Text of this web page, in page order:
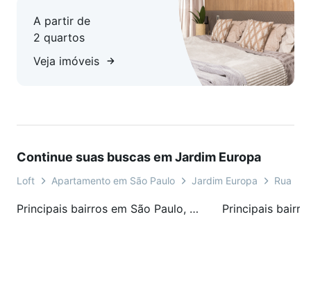
A partir de
2 quartos
Veja imóveis
Continue suas buscas em Jardim Europa
Loft Apartamento em São Paulo Jardim Europa Rua
Principais bairros em São Paulo, SP